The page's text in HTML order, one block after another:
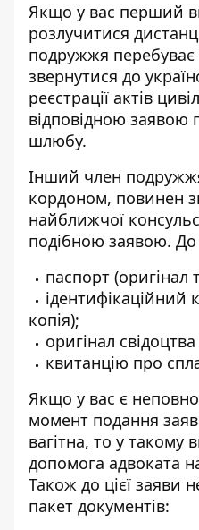
Якщо у вас перший
розлучитися
подружжя перебуває
звернутися до
реєстрації актів
відповідною заявою
шлюбу.
Інший член
кордоном, повинен
найближчої
подібною заявою. До
паспорт (оригінал
ідентифікаційний
копія);
оригінал
квитанцію про
Якщо у вас є
момент подання
вагітна, то у такому
допомога адвоката
Також до цієї заяви
пакет документів: